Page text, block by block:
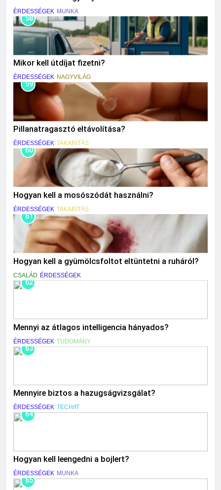
ÉRDESSÉGEK MUNKA
58
Mikor kell útdíjat fizetni?
ÉRDESSÉGEK NAGYVILÁG
59
Pillanatragasztó eltávolítása?
ÉRDESSÉGEK TAKARÍTÁS
60
Hogyan kell a mosószódát használni?
ÉRDESSÉGEK TAKARÍTÁS
61
Hogyan kell a gyümölcsfoltot eltüntetni a ruháról?
CSALÁD ÉRDESSÉGEK
62
Mennyi az átlagos intelligencia hányados?
ÉRDESSÉGEK TUDOMÁNY
63
Mennyire biztos a hazugságvizsgálat?
ÉRDESSÉGEK TECH/IT
64
Hogyan kell leengedni a bojlert?
ÉRDESSÉGEK MUNKA
65